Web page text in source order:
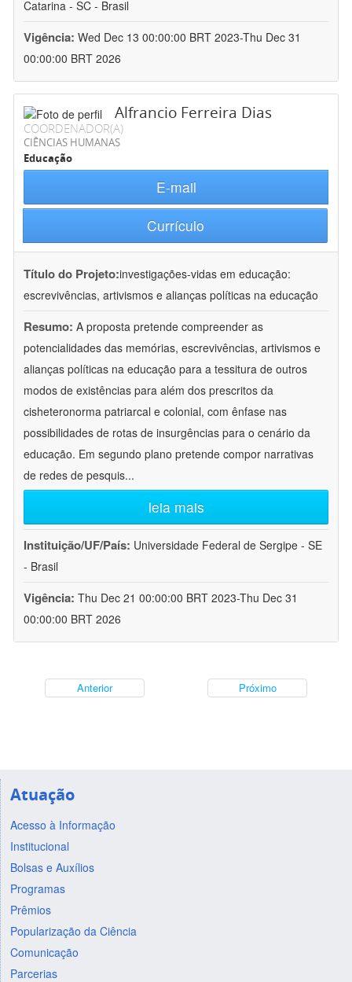
Catarina - SC - Brasil
Vigência: Wed Dec 13 00:00:00 BRT 2023-Thu Dec 31
00:00:00 BRT 2026
Alfrancio Ferreira Dias
COORDENADOR(A)
CIÊNCIAS HUMANAS
Educação
E-mail
Currículo
Título do Projeto:investigações-vidas em educação:
escrevivências, artivismos e alianças políticas na educação
Resumo: A proposta pretende compreender as
potencialidades das memórias, escrevivências, artivismos e
alianças políticas na educação para a tessitura de outros
modos de existências para além dos prescritos da
cisheteronorma patriarcal e colonial, com ênfase nas
possibilidades de rotas de insurgências para o cenário da
educação. Em segundo plano pretende compor narrativas
de redes de pesquis...
leia mais
Instituição/UF/País: Universidade Federal de Sergipe - SE
- Brasil
Vigência: Thu Dec 21 00:00:00 BRT 2023-Thu Dec 31
00:00:00 BRT 2026
Anterior Próximo
Atuação
Acesso à Informação
Institucional
Bolsas e Auxílios
Programas
Prêmios
Popularização da Ciência
Comunicação
Parcerias